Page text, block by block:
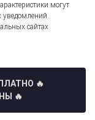
могут
уведомлений.
сайтах
🔥
🔥